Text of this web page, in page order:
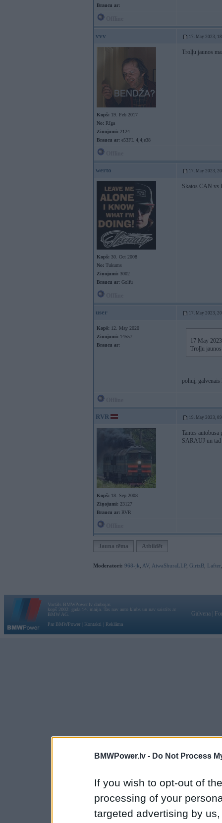
BMWPower.lv - Do Not Process
If you wish to opt-out of
processing of your
targeted advertising by
Braucu ar:
vvv 17. May 2023,
Kopš: 19. Feb 2017
No: Rīga
Ziņojumi: 2124
Braucu ar: e53FL 4,4;e38
Troļļu jaunos
werto 17. May 2023,
Kopš: 30. Oct 2008
No: Tukums
Ziņojumi: 3002
Braucu ar: Golfu
Skatos CAN vs
user 17. May 2023,
Kopš: 12. May 2020
Ziņojumi: 14557
Braucu ar:
17 May
Troļļu
pohuj,
RVR 19. May 2023,
Kopš: 18. Sep 2008
Ziņojumi: 23127
Braucu ar: RVR
Tantes
SARAUJ un
Jauna tēma Atbildēt
Moderatori: 968-jk AV AiwaShuraLLP, GirtzB Lafter
Vortāls BMWPower.lv darbojas
kopš 2002. gada 14. maija. Tas nav auto klubs un nav saistīts ar
BMW AG.
Par BMWPower
Kontakti Reklāma
Galvena